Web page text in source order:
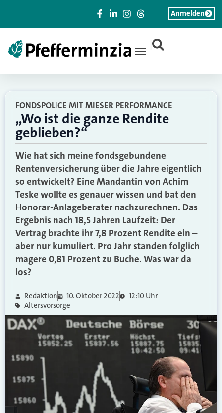
|
Anmelden
FONDSPOLICE MIT MIESER PERFORMANCE
„Wo ist die ganze Rendite
geblieben?“
Wie hat sich meine fondsgebundene
Rentenversicherung über die Jahre eigentlich
so entwickelt? Eine Mandantin von Achim
Teske wollte es genauer wissen und bat den
Honorar-Anlageberater nachzurechnen. Das
Ergebnis nach 18,5 Jahren Laufzeit: Der
Vertrag brachte ihr 7,8 Prozent Rendite ein –
aber nur kumuliert. Pro Jahr standen folglich
magere 0,81 Prozent zu Buche. Was war da
los?
Redaktion 10. Oktober 2022
12:10 Uhr
Altersvorsorge